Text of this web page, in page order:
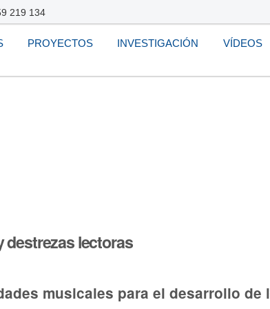
219 134
PROYECTOS INVESTIGACIÓN VÍDEOS
destrezas lectoras
musicales para el desarrollo de